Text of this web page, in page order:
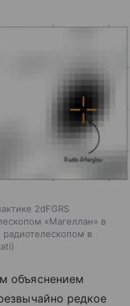
2dFGRS
«Магеллан» в
в
объяснением
редкое